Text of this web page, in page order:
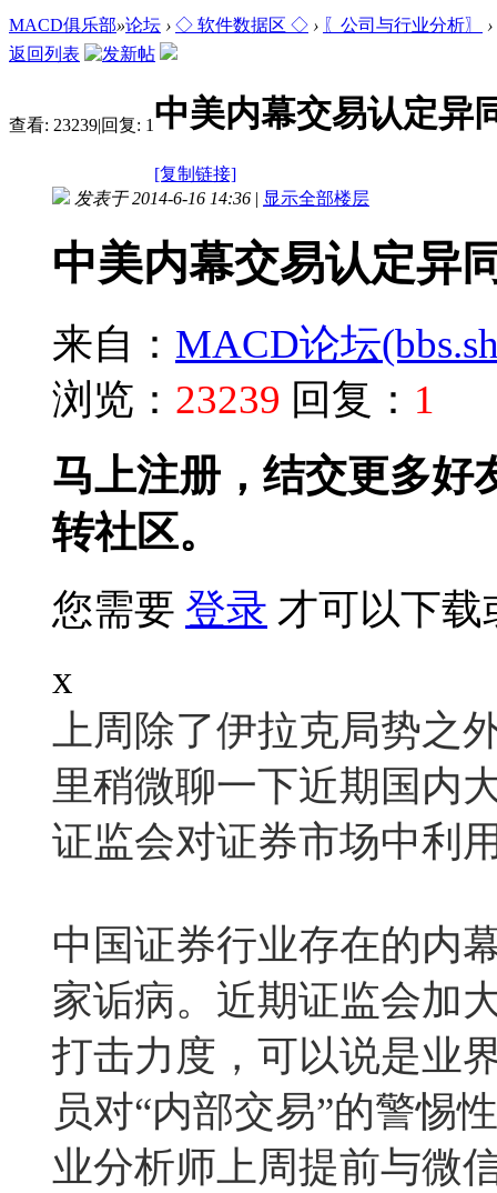
MACD俱乐部»论坛 › ◇ 软件数据区 ◇ › 〖公司与行业分析〗
›
返回列表
查看: 23239|回复: 1 中美内幕交易认定异
[复制链接]
发表于 2014-6-16 14:36 | 显示全部楼层
中美内幕交易认定异
来自： MACD论坛
浏览： 23239 回复： 1
马上注册，结交更多好
转社区。
您需要 登录 才可以下
x
上周除了伊拉克局势之
里稍微聊一下近期国内
证监会对证券市场中利
中国证券行业存在的内
家诟病。近期证监会加
打击力度，可以说是业
员对“内部交易”的警惕
业分析师上周提前与微